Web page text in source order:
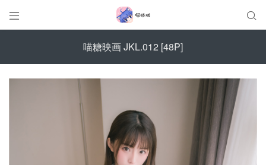
 
喵糖映画 JKL.012 [48P]